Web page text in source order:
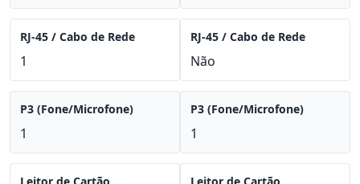
RJ-45 / Cabo de Rede
1
P3 (Fone/Microfone)
1
RJ-45 / Cabo de Rede
Não
P3 (Fone/Microfone)
1